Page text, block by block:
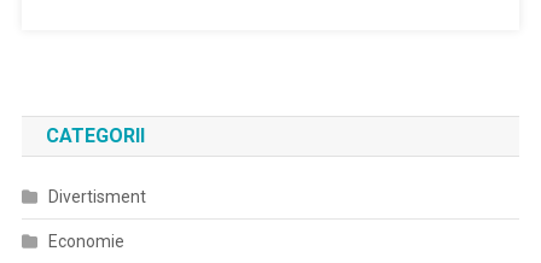
CATEGORII
Divertisment
Economie